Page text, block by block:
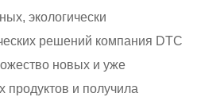
экологически
решений компания DTC
новых и уже
и получила